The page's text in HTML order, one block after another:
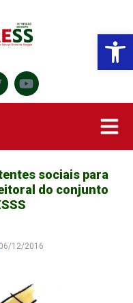
sociais para
do conjunto
06/12/2016